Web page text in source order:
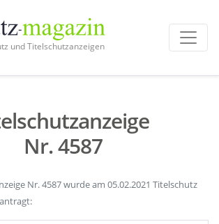
und Titelschutzanzeigen
Nr. 4587
Nr. 4587 wurde am 05.02.2021 Titelschutz